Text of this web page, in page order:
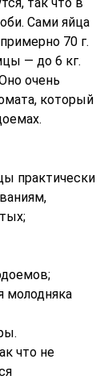
Сами яйца
70 г.
— до 6 кг.
очень
который
практически
молодняка
что не